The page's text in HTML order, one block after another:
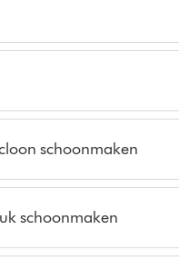
schoonmaken
schoonmaken